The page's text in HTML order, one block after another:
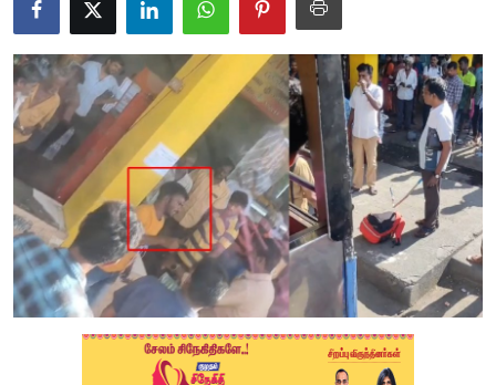
Spirituality
Weather
Politics